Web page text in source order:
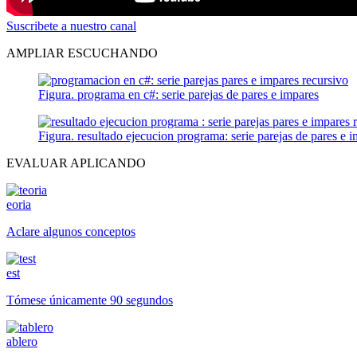
Suscribete a nuestro canal
AMPLIAR ESCUCHANDO
Figura. programa en c#: serie parejas de pares e impares
Figura. resultado ejecucion programa: serie parejas de pares e
EVALUAR APLICANDO
eoria
Aclare algunos conceptos
est
Tómese únicamente 90 segundos
ablero